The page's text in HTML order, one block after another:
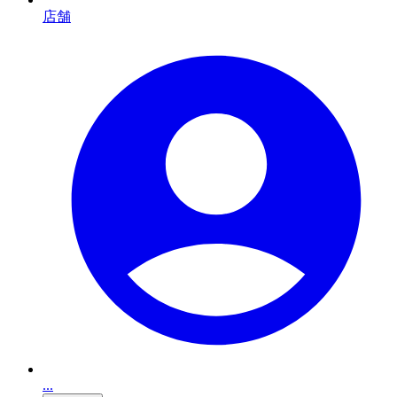
店舗
...